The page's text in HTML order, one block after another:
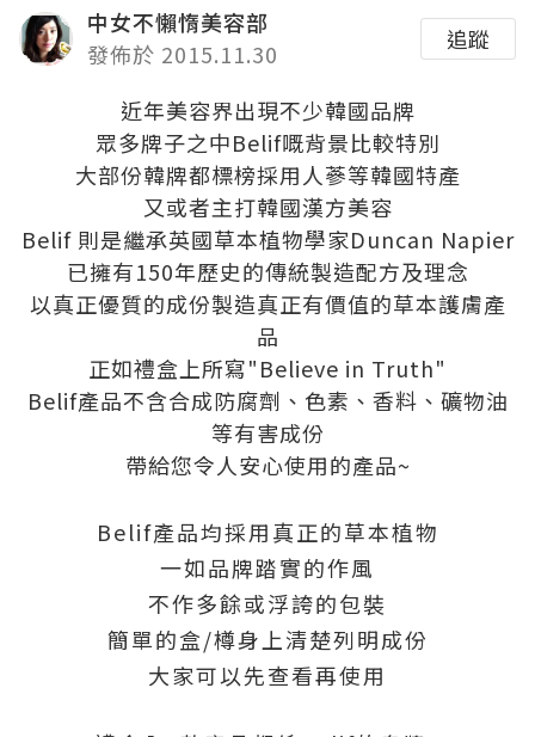
中女不懶惰美容部
發佈於 2015.11.30
追蹤
近年美容界出現不少韓國品牌
眾多牌子之中Belif嘅背景比較特別
大部份韓牌都標榜採用人蔘等韓國特產
又或者主打韓國漢方美容
Belif 則是繼承英國草本植物學家Duncan Napier
已擁有150年歷史的傳統製造配方及理念
以真正優質的成份製造真正有價值的草本護膚產
品
正如禮盒上所寫"Believe in Truth"
Belif產品不含合成防腐劑、色素、香料、礦物油
等有害成份
帶給您令人安心使用的產品~
Belif產品均採用真正的草本植物
一如品牌踏實的作風
不作多餘或浮誇的包裝
簡單的盒/樽身上清楚列明成份
大家可以先查看再使用